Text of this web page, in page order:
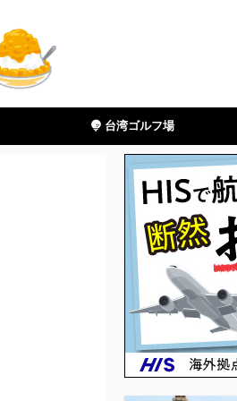
台湾ゴルフ場